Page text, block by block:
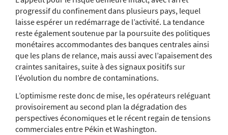
progressif du confinement dans plusieurs pays, lequel
laisse espérer un redémarrage de l’activité. La tendance
reste également soutenue par la poursuite des politiques
monétaires accommodantes des banques centrales ainsi
que les plans de relance, mais aussi avec l’apaisement des
craintes sanitaires, suite à des signaux positifs sur
l’évolution du nombre de contaminations.
L’optimisme reste donc de mise, les opérateurs reléguant
provisoirement au second plan la dégradation des
perspectives économiques et le récent regain de tensions
commerciales entre Pékin et Washington.